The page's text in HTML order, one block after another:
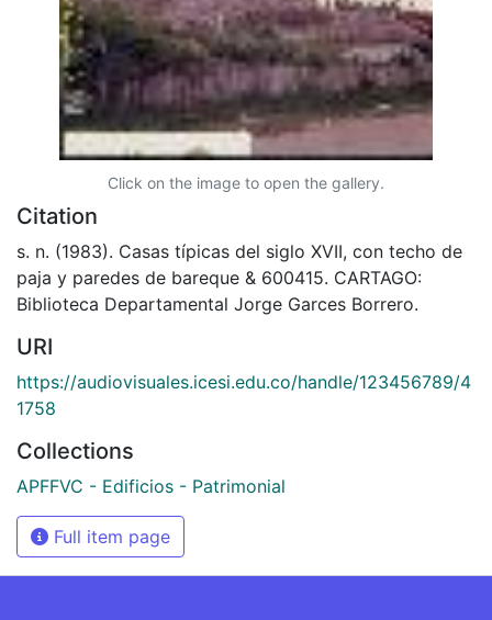
Click on the image to open the gallery.
Citation
s. n. (1983). Casas típicas del siglo XVII, con techo de
paja y paredes de bareque & 600415. CARTAGO:
Biblioteca Departamental Jorge Garces Borrero.
URI
https://audiovisuales.icesi.edu.co/handle/123456789/4
1758
Collections
APFFVC - Edificios - Patrimonial
Full item page